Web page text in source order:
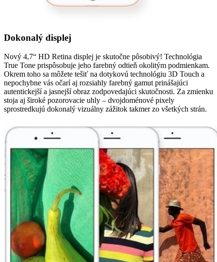
Dokonalý displej
Nový 4,7“ HD Retina displej je skutočne pôsobivý! Technológia
True Tone prispôsobuje jeho farebný odtieň okolitým podmienkam.
Okrem toho sa môžete tešiť na dotykovú technológiu 3D Touch a
nepochybne vás očarí aj rozsiahly farebný gamut prinášajúci
autentickejší a jasnejší obraz zodpovedajúci skutočnosti. Za zmienku
stoja aj široké pozorovacie uhly – dvojdoménové pixely
sprostredkujú dokonalý vizuálny zážitok takmer zo všetkých strán.